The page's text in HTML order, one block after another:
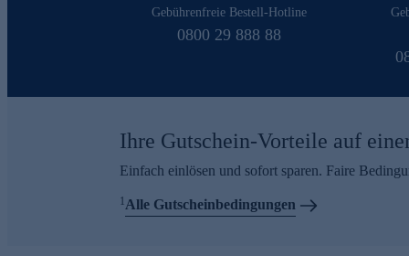
Gebührenfreie Bestell-Hotline
0800 29 888 88
Ihre Gutschein-Vorteile auf
Einfach einlösen und sofort sparen. Faire
1Alle Gutscheinbedingungen